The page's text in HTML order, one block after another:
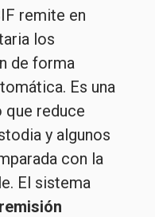
remite en
los
de forma
Es una
reduce
y algunos
con la
El sistema
remisión